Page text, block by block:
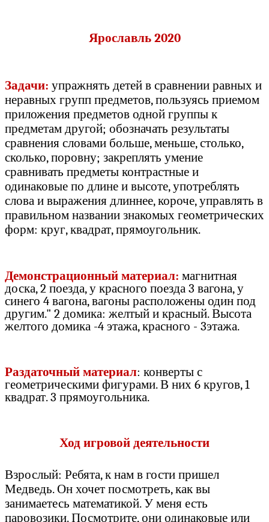
Ярославль 2020
Задачи: упражнять детей в сравнении равных и
неравных групп предметов, пользуясь приемом
приложения предметов одной группы к
предметам другой; обозначать результаты
сравнения словами больше, меньше, столько,
сколько, поровну; закреплять умение
сравнивать предметы контрастные и
одинаковые по длине и высоте, употреблять
слова и выражения длиннее, короче, управлять в
правильном названии знакомых геометрических
форм: круг, квадрат, прямоугольник.
Демонстрационный материал: магнитная
доска, 2 поезда, у красного поезда 3 вагона, у
синего 4 вагона, вагоны расположены один под
другим." 2 домика: желтый и красный. Высота
желтого домика -4 этажа, красного - 3этажа.
Раздаточный материал: конверты с
геометрическими фигурами. В них 6 кругов, 1
квадрат. 3 прямоугольника.
Ход игровой деятельности
Взрослый: Ребята, к нам в гости пришел
Медведь. Он хочет посмотреть, как вы
занимаетесь математикой. У меня есть
паровозики. Посмотрите, они одинаковые или